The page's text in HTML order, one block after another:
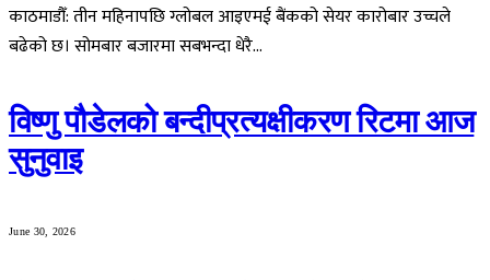
काठमाडौँ: तीन महिनापछि ग्लोबल आइएमई बैंकको सेयर कारोबार उच्चले
बढेको छ। सोमबार बजारमा सबभन्दा धेरै…
विष्णु पौडेलको बन्दीप्रत्यक्षीकरण रिटमा आज
सुनुवाइ
June 30, 2026